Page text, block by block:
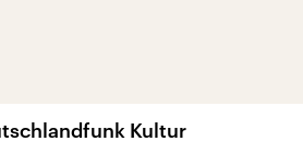
Kultur